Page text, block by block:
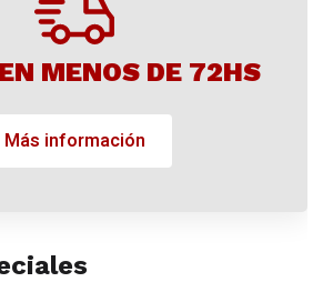
MENOS DE 72HS
Más información